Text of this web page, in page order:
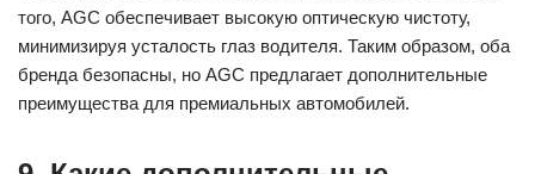
того, AGC обеспечивает высокую оптическую чистоту,
минимизируя усталость глаз водителя. Таким образом, оба
бренда безопасны, но AGC предлагает дополнительные
преимущества для премиальных автомобилей.